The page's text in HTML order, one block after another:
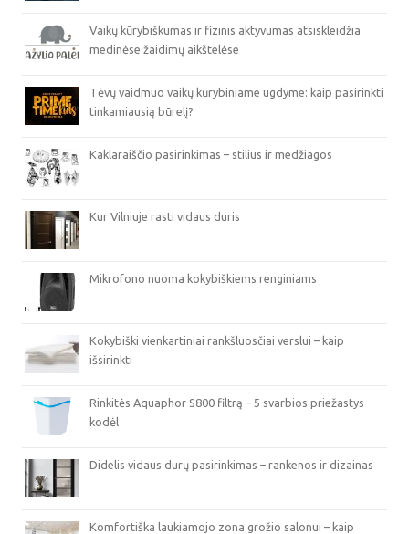
Vaikų kūrybiškumas ir fizinis aktyvumas atsiskleidžia
medinėse žaidimų aikštelėse
Tėvų vaidmuo vaikų kūrybiniame ugdyme: kaip pasirinkti
tinkamiausią būrelį?
Kaklaraiščio pasirinkimas – stilius ir medžiagos
Kur Vilniuje rasti vidaus duris
Mikrofono nuoma kokybiškiems renginiams
Kokybiški vienkartiniai rankšluosčiai verslui – kaip
išsirinkti
Rinkitės Aquaphor S800 filtrą – 5 svarbios priežastys
kodėl
Didelis vidaus durų pasirinkimas – rankenos ir dizainas
Komfortiška laukiamojo zona grožio salonui – kaip